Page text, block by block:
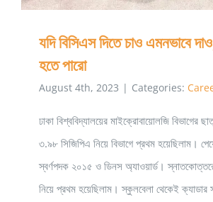
যদি বিসিএস দিতে চাও এমনভাবে
হতে পারো
August 4th, 2023 | Categories:
ঢাকা বিশ্ববিদ্যালয়ের মাইক্রোবায়োলজি বিভাগের
৩.৯৮ সিজিপিএ নিয়ে বিভাগে প্রথম হয়েছিলাম।
স্বর্ণপদক ২০১৫ ও ডিনস অ্যাওয়ার্ড।
নিয়ে প্রথম হয়েছিলাম। স্কুলবেলা থেকেই ক্যাডার